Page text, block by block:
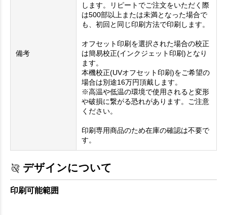
備考
します。リピートでご注文をいただく際
は500部以上または未満となった場合で
も、初回と同じ印刷方法で印刷します。
オフセット印刷を選択された場合の校正
は簡易校正(インクジェット印刷)となり
ます。
本機校正(UVオフセット印刷)をご希望の
場合は別途16万円頂戴します。
※高温や低温の環境で使用されると変形
や破損に繋がる恐れがあります。ご注意
ください。
印刷専用商品のため在庫の確認は不要で
す。
デザインについて
印刷可能範囲